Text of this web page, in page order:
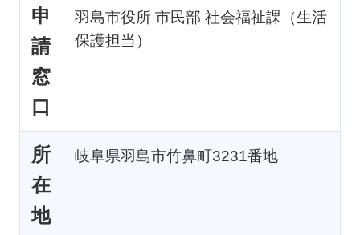
申
請
窓
口
羽島市役所 市民部 社会福祉課（生活
保護担当）
所
在
地
岐阜県羽島市竹鼻町3231番地